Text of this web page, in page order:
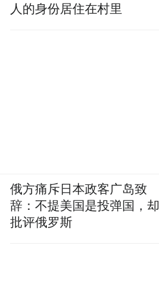
人的身份居住在村里
俄方痛斥日本政客广岛致
辞：不提美国是投弹国，却
批评俄罗斯